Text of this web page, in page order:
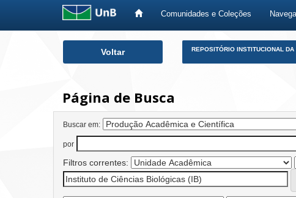
Comunidades e Coleções
Voltar REPOSITÓRIO INSTITUCIONAL DA
Página de Busca
Buscar em:
por
Filtros correntes: